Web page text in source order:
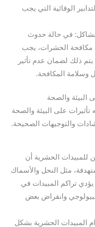
الوقائية التي يجب
في حالة حدوث
مكافحة الحشرات، يجب
يتم ذلك لضمان عدم تأثير
وسلامة المكافحة.
على البيئة والصحة
والتوجيهات الصحيحة.
للمبيدات الحشرية أن
مثل النحل والأسماك
يؤدي تراكم المبيدات في
وانقراض بعض
المبيدات الحشرية بشكل